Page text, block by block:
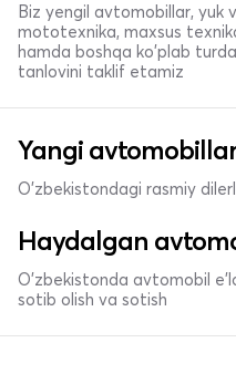
Biz yengil avtomobillar,
mototexnika, maxsus
hamda boshqa ko'plab
tanlovini taklif etamiz
Yangi avtomobillar
O'zbekistondagi rasmiy
Haydalgan
O'zbekistonda avtomobil
sotib olish va sotish